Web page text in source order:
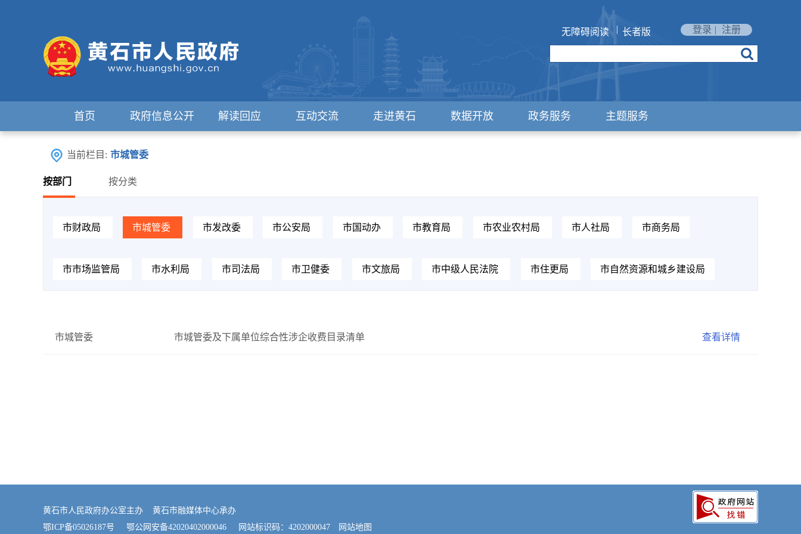
无障碍阅读 | 长者版 登录 | 注册
首页 政府信息公开 解读回应 互动交流 走进黄石 数据开放 政务服务 主题服务
当前栏目: 市城管委
按部门 按分类
市财政局 市城管委 市发改委 市公安局 市国动办 市教育局 市农业农村局 市人社局 市商务局
市市场监管局 市水利局 市司法局 市卫健委 市文旅局 市中级人民法院 市住更局 市自然资源和城乡建设局
市城管委 市城管委及下属单位综合性涉企收费目录清单 查看详情
黄石市人民政府办公室主办 黄石市融媒体中心承办
鄂ICP备05026187号
鄂公网安备42020402000046 网站标识码：4202000047 网站地图